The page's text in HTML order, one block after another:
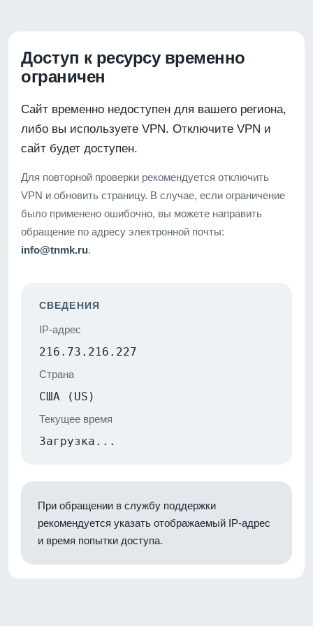
Доступ к ресурсу временно
ограничен
Сайт временно недоступен для вашего региона,
либо вы используете VPN. Отключите VPN и
сайт будет доступен.
Для повторной проверки рекомендуется отключить
VPN и обновить страницу. В случае, если ограничение
было применено ошибочно, вы можете направить
обращение по адресу электронной почты:
info@tnmk.ru.
СВЕДЕНИЯ
IP-адрес
216.73.216.227
Страна
США (US)
Текущее время
Загрузка...
При обращении в службу поддержки
рекомендуется указать отображаемый IP-адрес
и время попытки доступа.